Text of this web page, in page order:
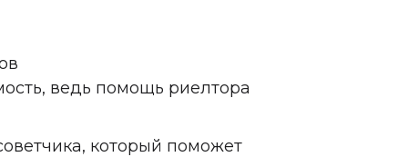
ведь помощь риелтора
который поможет